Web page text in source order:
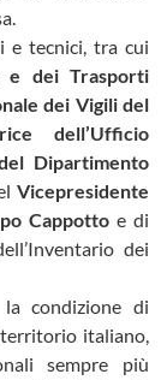
e tecnici, tra cui
e dei Trasporti
dei Vigili del
dell’Ufficio
Dipartimento
Vicepresidente
Cappotto e di
dei
condizione di
italiano,
sempre più